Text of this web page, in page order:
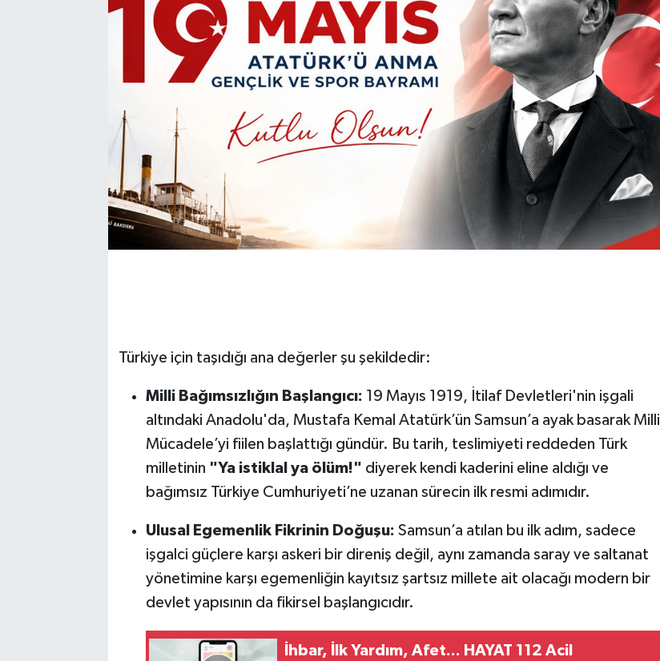
Türkiye için taşıdığı ana değerler şu şekildedir:
Milli Bağımsızlığın Başlangıcı: 19 Mayıs 1919, İtilaf Devletleri'nin işgali
altındaki Anadolu'da, Mustafa Kemal Atatürk’ün Samsun’a ayak basarak Milli
Mücadele’yi fiilen başlattığı gündür. Bu tarih, teslimiyeti reddeden Türk
milletinin "Ya istiklal ya ölüm!" diyerek kendi kaderini eline aldığı ve
bağımsız Türkiye Cumhuriyeti’ne uzanan sürecin ilk resmi adımıdır.
Ulusal Egemenlik Fikrinin Doğuşu: Samsun’a atılan bu ilk adım, sadece
işgalci güçlere karşı askeri bir direniş değil, aynı zamanda saray ve saltanat
yönetimine karşı egemenliğin kayıtsız şartsız millete ait olacağı modern bir
devlet yapısının da fikirsel başlangıcıdır.
İhbar, İlk Yardım, Afet... HAYAT 112 Acil